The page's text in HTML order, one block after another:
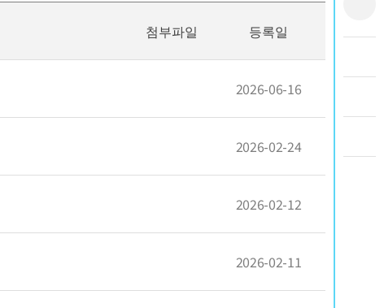
첨부파일 등록일
2026-06-16
2026-02-24
2026-02-12
2026-02-11